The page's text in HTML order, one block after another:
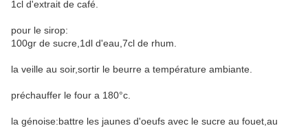
1cl d'extrait de café.
pour le sirop:
100gr de sucre,1dl d'eau,7cl de rhum.
la veille au soir,sortir le beurre a température ambiante.
préchauffer le four a 180°c.
la génoise:battre les jaunes d'oeufs avec le sucre au fouet,au